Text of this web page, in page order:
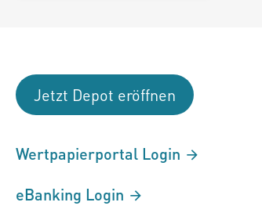
Jetzt Depot eröffnen
Wertpapierportal Login
eBanking Login